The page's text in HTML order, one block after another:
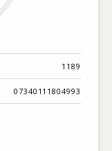
1189
07340111804993